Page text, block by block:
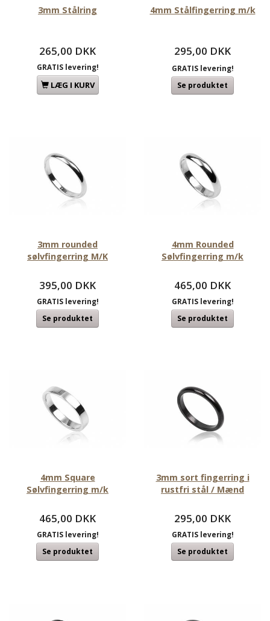
3mm Stålring
265,00 DKK
GRATIS levering!
LÆG I KURV
4mm Stålfingerring m/k
295,00 DKK
GRATIS levering!
Se produktet
3mm rounded
sølvfingerring M/K
395,00 DKK
GRATIS levering!
Se produktet
4mm Rounded
Sølvfingerring m/k
465,00 DKK
GRATIS levering!
Se produktet
4mm Square
Sølvfingerring m/k
465,00 DKK
GRATIS levering!
Se produktet
3mm sort fingerring i
rustfri stål / Mænd
295,00 DKK
GRATIS levering!
Se produktet